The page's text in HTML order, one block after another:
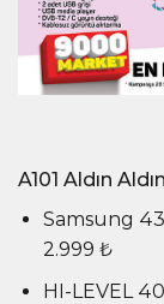
A101 Aldın
Samsung
2.999 ₺
HI-LEVEL